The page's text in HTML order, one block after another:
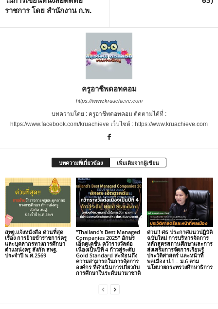
ราชการ โดย สำนักงาน ก.พ.
ครูอาชีพดอทคอม
https://www.kruachieve.com
บทความโดย : ครูอาชีพดอทคอม ติดตามได้ที่ :
https://www.facebook.com/kruachieve เว็บไซต์ : https://www.kruachieve.com
บทความที่เกี่ยวข้อง เพิ่มเติมจากผู้เขียน
สพฐ.แจ้งหนังสือ ด่วนที่สุด
เรื่อง การย้ายข้าราชการครู
และบุคลากรทางการศึกษา
ตำแหน่งครู สังกัด สพฐ.
ประจำปี พ.ศ.2569
“Thailand’s Best Managed
Companies 2025″ อักษร
เอ็ดดูเคชั่น คว้ารางวัลต่อ
เนื่องเป็นปีที่ 4 ก้าวสู่ระดับ
Gold Standard สะท้อนถึง
ความสามารถในการจัดการ
องค์กร ที่ดำเนินการเกี่ยวกับ
การศึกษาในระดับนานาชาติ
ด่วน!! ศธ ประกาศแนวปฏิบัติ
ฉบับใหม่ การบริหารจัดการ
หลักสูตรสถานศึกษาและการ
ส่งเสริมการจัดการเรียนรู้
ประวัติศาสตร์ และหน้าที่
พลเมือง ป.1 – ม.6 ตาม
นโยบายกระทรวงศึกษาธิการ